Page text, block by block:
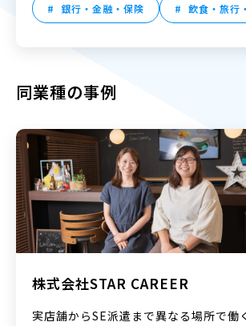
銀行・金融・保険 飲食・旅行
同業種の事例
株式会社STAR CAREER
実店舗からSE派遣まで異なる場所で働